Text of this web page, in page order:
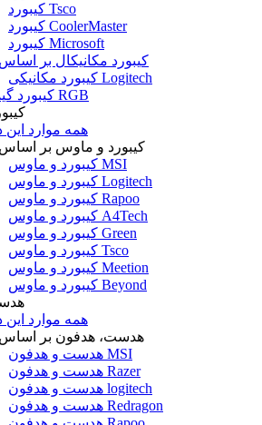
کیبورد Tsco
کیبورد CoolerMaster
کیبورد Microsoft
کیبورد مکانیکال بر اساس
کیبورد مکانیکی Logitech
کیبورد گیمینگ RGB
همه موارد این
کیبورد و ماوس بر اساس
کیبورد و ماوس MSI
کیبورد و ماوس Logitech
کیبورد و ماوس Rapoo
کیبورد و ماوس A4Tech
کیبورد و ماوس Green
کیبورد و ماوس Tsco
کیبورد و ماوس Meetion
کیبورد و ماوس Beyond
همه موارد این
هدست، هدفون بر اساس
هدست و هدفون MSI
هدست و هدفون Razer
هدست و هدفون logitech
هدست و هدفون Redragon